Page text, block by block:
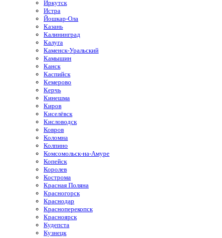
Иркутск
Истра
Йошкар-Ола
Казань
Калининград
Калуга
Каменск-Уральский
Камышин
Канск
Каспийск
Кемерово
Керчь
Кинешма
Киров
Киселёвск
Кисловодск
Ковров
Коломна
Колпино
Комсомольск-на-Амуре
Копейск
Королев
Кострома
Красная Поляна
Красногорск
Краснодар
Красноперекопск
Красноярск
Кудепста
Кузнецк